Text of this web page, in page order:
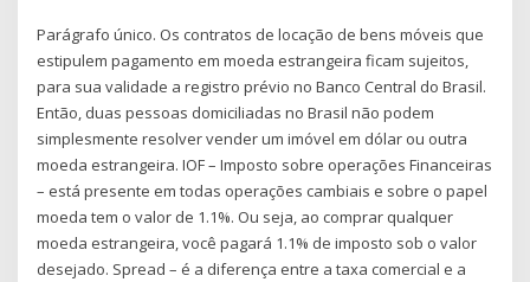
Parágrafo único. Os contratos de locação de bens móveis que
estipulem pagamento em moeda estrangeira ficam sujeitos,
para sua validade a registro prévio no Banco Central do Brasil.
Então, duas pessoas domiciliadas no Brasil não podem
simplesmente resolver vender um imóvel em dólar ou outra
moeda estrangeira. IOF – Imposto sobre operações Financeiras
– está presente em todas operações cambiais e sobre o papel
moeda tem o valor de 1.1%. Ou seja, ao comprar qualquer
moeda estrangeira, você pagará 1.1% de imposto sob o valor
desejado. Spread – é a diferença entre a taxa comercial e a